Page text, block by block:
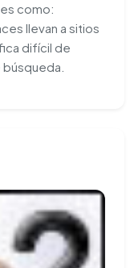
como:
llevan a sitios
difícil de